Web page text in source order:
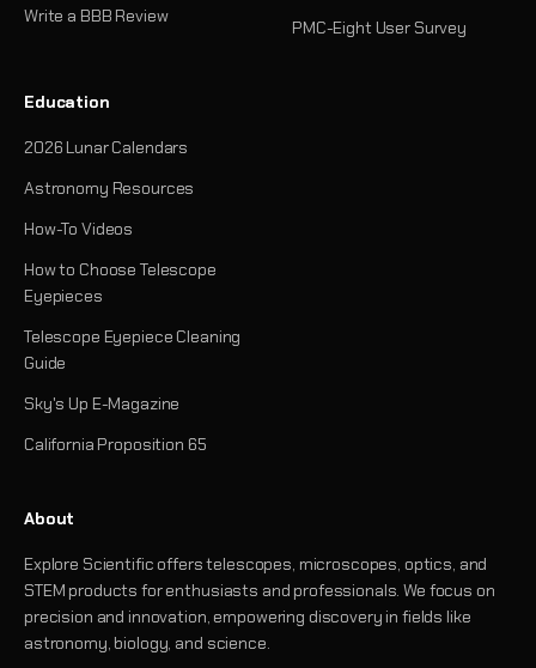
Write a BBB Review
PMC-Eight User Survey
Education
2026 Lunar Calendars
Astronomy Resources
How-To Videos
How to Choose Telescope
Eyepieces
Telescope Eyepiece Cleaning
Guide
Sky's Up E-Magazine
California Proposition 65
About
Explore Scientific offers telescopes, microscopes, optics, and
STEM products for enthusiasts and professionals. We focus on
precision and innovation, empowering discovery in fields like
astronomy, biology, and science.